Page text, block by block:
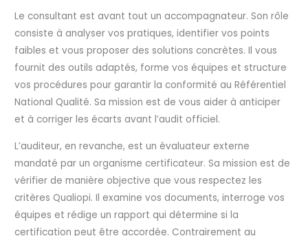
Le consultant est avant tout un accompagnateur. Son rôle
consiste à analyser vos pratiques, identifier vos points
faibles et vous proposer des solutions concrètes. Il vous
fournit des outils adaptés, forme vos équipes et structure
vos procédures pour garantir la conformité au Référentiel
National Qualité. Sa mission est de vous aider à anticiper
et à corriger les écarts avant l’audit officiel.
L’auditeur, en revanche, est un évaluateur externe
mandaté par un organisme certificateur. Sa mission est de
vérifier de manière objective que vous respectez les
critères Qualiopi. Il examine vos documents, interroge vos
équipes et rédige un rapport qui détermine si la
certification peut être accordée. Contrairement au